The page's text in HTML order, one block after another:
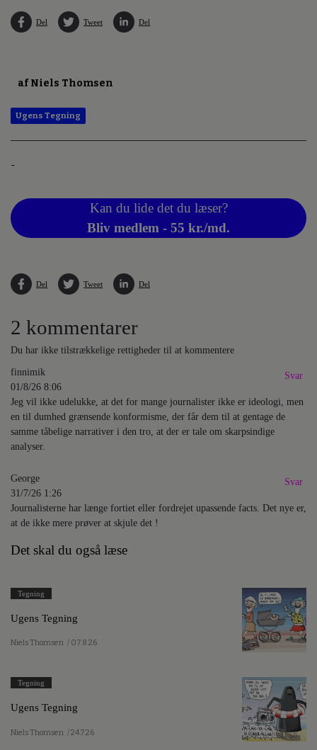
Del Tweet Del
af Niels Thomsen
Ugens Tegning
-
Kan du lide det du læser?
Bliv medlem - 55 kr./md.
Del Tweet Del
2 kommentarer
Du har ikke tilstrækkelige rettigheder til at kommentere
finnimik
01/8/26 8:06
Jeg vil ikke udelukke, at det for mange journalister ikke er ideologi, men
en til dumhed grænsende konformisme, der får dem til at gentage de
samme tåbelige narrativer i den tro, at der er tale om skarpsindige
analyser.
Svar
George
31/7/26 1:26
Journalisterne har længe fortiet eller fordrejet upassende facts. Det nye er,
at de ikke mere prøver at skjule det !
Svar
Det skal du også læse
Tegning
Ugens Tegning
Niels Thomsen / 07.8.26
Tegning
Ugens Tegning
Niels Thomsen / 24.7.26